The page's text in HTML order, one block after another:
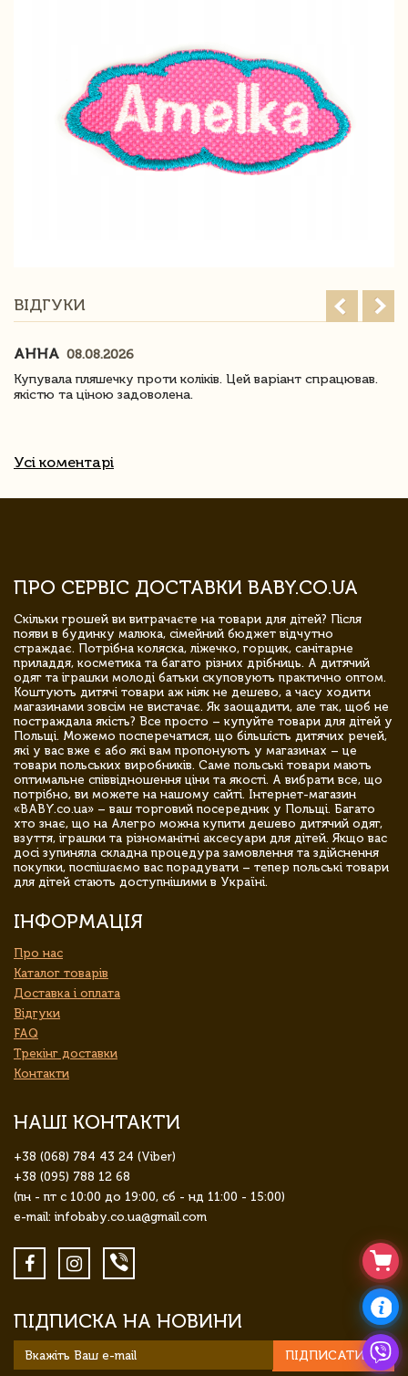
ВІДГУКИ
АННА 08.08.2026
Купувала пляшечку проти коліків. Цей варіант спрацював.
якістю та ціною задоволена.
Усі коментарі
ПРО СЕРВІС ДОСТАВКИ BABY.CO.UA
Скільки грошей ви витрачаєте на товари для дітей? Після
появи в будинку малюка, сімейний бюджет відчутно
страждає. Потрібна коляска, ліжечко, горщик, санітарне
приладдя, косметика та багато різних дрібниць. А дитячий
одяг та іграшки молоді батьки скуповують практично оптом.
Коштують дитячі товари аж ніяк не дешево, а часу ходити
магазинами зовсім не вистачає. Як заощадити, але так, щоб не
постраждала якість? Все просто – купуйте товари для дітей у
Польщі. Можемо посперечатися, що більшість дитячих речей,
які у вас вже є або які вам пропонують у магазинах – це
товари польських виробників. Саме польські товари мають
оптимальне співвідношення ціни та якості. А вибрати все, що
потрібно, ви можете на нашому сайті. Інтернет-магазин
«BABY.co.ua» – ваш торговий посередник у Польщі. Багато
хто знає, що на Алегро можна купити дешево дитячий одяг,
взуття, іграшки та різноманітні аксесуари для дітей. Якщо вас
досі зупиняла складна процедура замовлення та здійснення
покупки, поспішаємо вас порадувати – тепер польські товари
для дітей стають доступнішими в Україні.
ІНФОРМАЦІЯ
Про нас
Каталог товарів
Доставка і оплата
Відгуки
FAQ
Трекінг доставки
Контакти
НАШІ КОНТАКТИ
+38 (068) 784 43 24 (Viber)
+38 (095) 788 12 68
(пн - пт с 10:00 до 19:00, сб - нд 11:00 - 15:00)
e-mail: infobaby.co.ua@gmail.com
ПІДПИСКА НА НОВИНИ
ПІДПИСАТИСЯ